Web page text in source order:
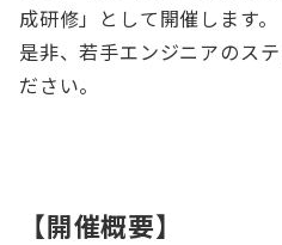
成研修」として開催します。
是非、若手エンジニアのス
ださい。
【開催概要】